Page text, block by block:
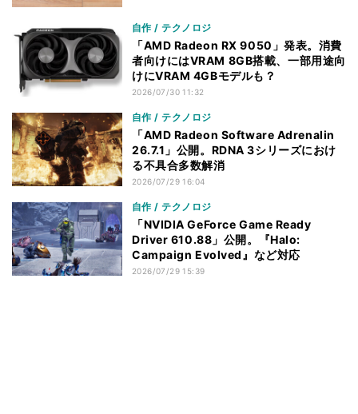
自作 / テクノロジ
「AMD Radeon RX 9050」発表。消費
者向けにはVRAM 8GB搭載、一部用途向
けにVRAM 4GBモデルも？
2026/07/30 11:32
自作 / テクノロジ
「AMD Radeon Software Adrenalin
26.7.1」公開。RDNA 3シリーズにおけ
る不具合多数解消
2026/07/29 16:04
自作 / テクノロジ
「NVIDIA GeForce Game Ready
Driver 610.88」公開。『Halo:
Campaign Evolved』など対応
2026/07/29 15:39